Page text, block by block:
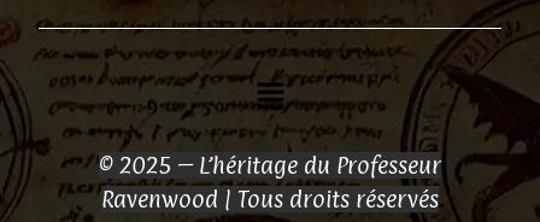
Menu
© 2025 – L’héritage du Professeur
Ravenwood | Tous droits réservés